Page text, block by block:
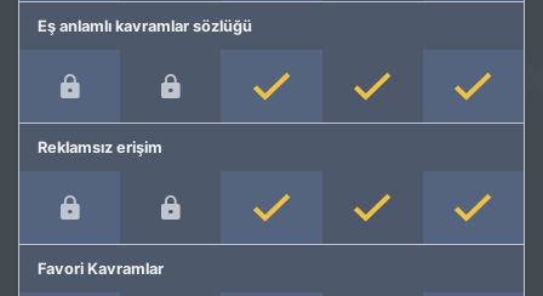
Eş anlamlı kavramlar sözlüğü
Reklamsız erişim
Favori Kavramlar